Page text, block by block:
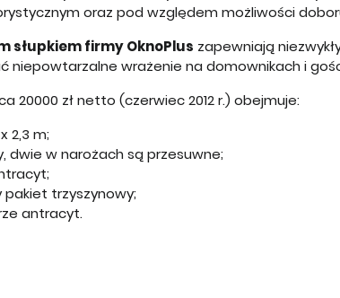
oraz pod względem możliwości
słupkiem firmy OknoPlus zapewniają
niepowtarzalne wrażenie na domownikach i
20000 zł netto (czerwiec 2012 r.) obejmuje:
2,3 m;
dwie w narożach są przesuwne;
trzyszynowy;
antracyt.